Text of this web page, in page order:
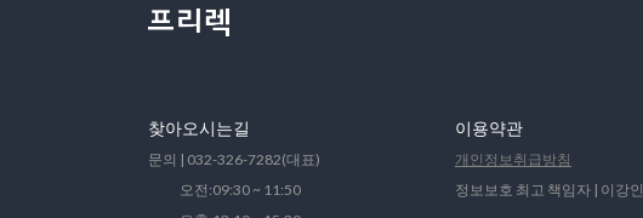
찾아오시는길
문의 | 032-326-7282(대표)
오전:09:30 ~ 11:50
이용약관
개인정보취급방침
정보보호 최고 책임자 | 이강인